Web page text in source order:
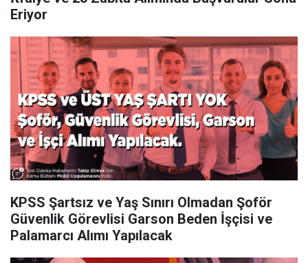
Eriyor
KPSS Şartsız ve Yaş Sınırı Olmadan Şoför
Güvenlik Görevlisi Garson Beden İşçisi ve
Palamarcı Alımı Yapılacak